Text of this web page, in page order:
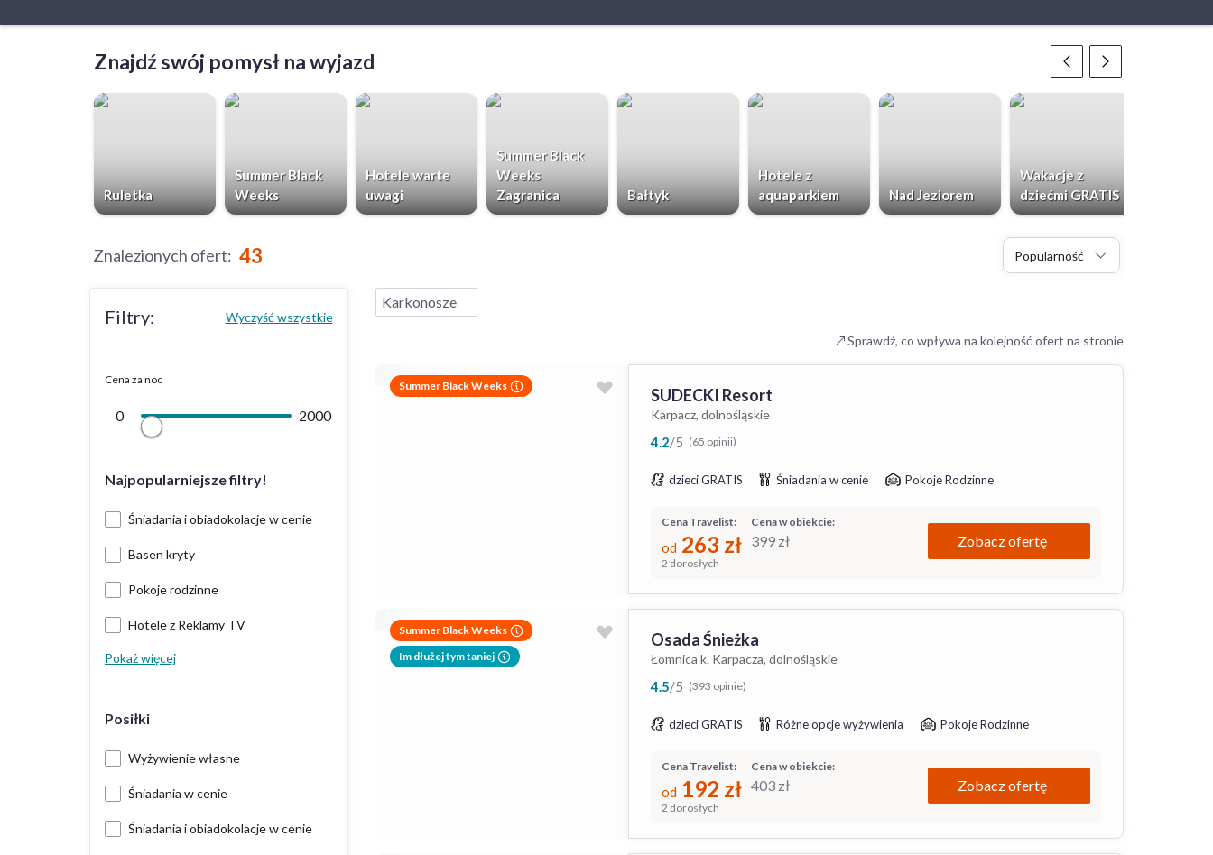
Znajdź swój pomysł na wyjazd
Ruletka
Summer Black
Weeks
Hotele warte
uwagi
Summer Black
Weeks
Zagranica
Bałtyk
Hotele z
aquaparkiem
Nad Jeziorem
Wakacje z
dziećmi GRATIS
Znalezionych ofert: 43 Popularność
Filtry: Wyczyść wszystkie
Cena za noc
0 2000
Najpopularniejsze filtry!
Śniadania i obiadokolacje w cenie
Basen kryty
Pokoje rodzinne
Hotele z Reklamy TV
Pokaż więcej
Posiłki
Wyżywienie własne
Śniadania w cenie
Śniadania i obiadokolacje w cenie
Karkonosze
Sprawdź, co wpływa na kolejność ofert na stronie
Summer Black Weeks SUDECKI Resort
Karpacz, dolnośląskie
4.2/5 (65 opinii)
dzieci GRATIS Śniadania w cenie Pokoje Rodzinne
Cena w obiekcie:
399 zł
Cena Travelist:
od 263 zł
2 dorosłych
Zobacz ofertę
Summer Black Weeks
Im dłużej tym taniej
Osada Śnieżka
Łomnica k. Karpacza, dolnośląskie
4.5/5 (393 opinie)
dzieci GRATIS Różne opcje wyżywienia Pokoje Rodzinne
Cena w obiekcie:
403 zł
Cena Travelist:
od 192 zł
2 dorosłych
Zobacz ofertę